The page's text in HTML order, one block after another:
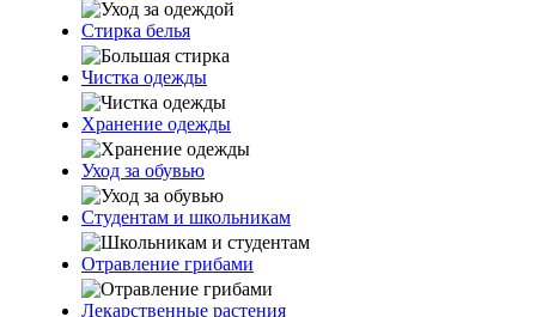
Стирка белья
Чистка одежды
Хранение одежды
Уход за обувью
Студентам и школьникам
Отравление грибами
Лекарственные растения